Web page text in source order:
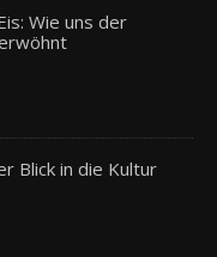
Wie uns der
Blick in die Kultur